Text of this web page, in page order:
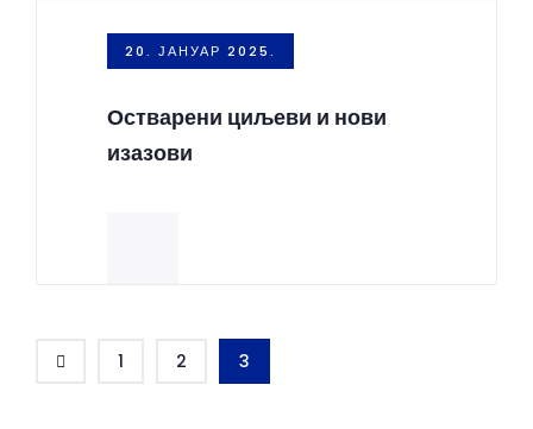
20. ЈАНУАР 2025.
Остварени циљеви и нови
изазови
1 2 3